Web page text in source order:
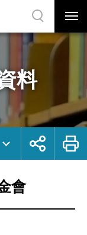
選
單
關
網
站
尋
料
展
鈕
列
會